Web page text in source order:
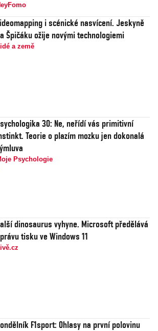
i scénické nasvícení. Jeskyně
Špičáku ožije novými technologiemi
a země
30: Ne, neřídí vás primitivní
Teorie o plazím mozku jen dokonalá
Psychologie
dinosaurus vyhyne. Microsoft předělává
tisku ve Windows 11
F1sport: Ohlasy na první polovinu